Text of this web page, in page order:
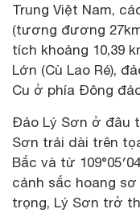
Trung Việt Nam,
(tương đương
tích khoảng 10,39
Lớn (Cù Lao Ré),
Cu ở phía Đông
Đảo Lý Sơn ở đâu
Sơn trải dài trên
Bắc và từ
cảnh sắc hoang
trọng, Lý Sơn trở